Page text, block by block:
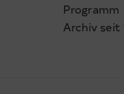
Programm
Archiv seit